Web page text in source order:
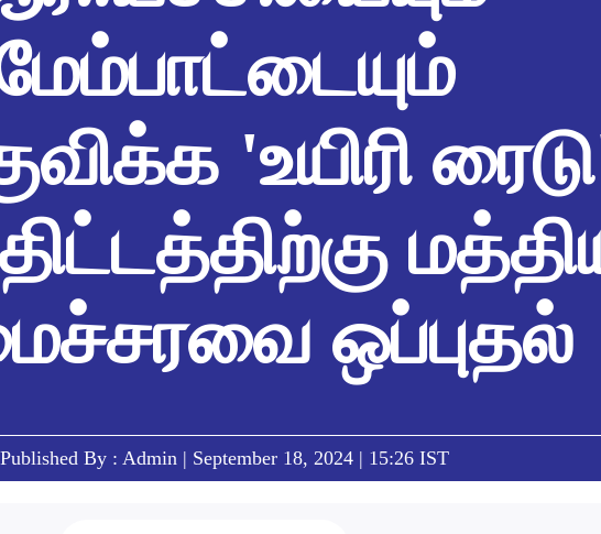
'உயிரி
ஒப்புதல்
Published By : Admin | September 18, 2024 | 15:26 IST